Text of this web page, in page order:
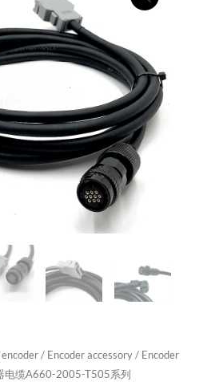
/ Encoder accessory/ Encoder
电缆A660-2005-T505系列